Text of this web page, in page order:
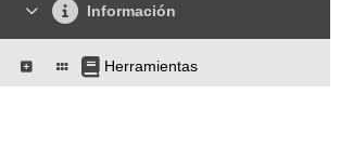
Información
Herramientas